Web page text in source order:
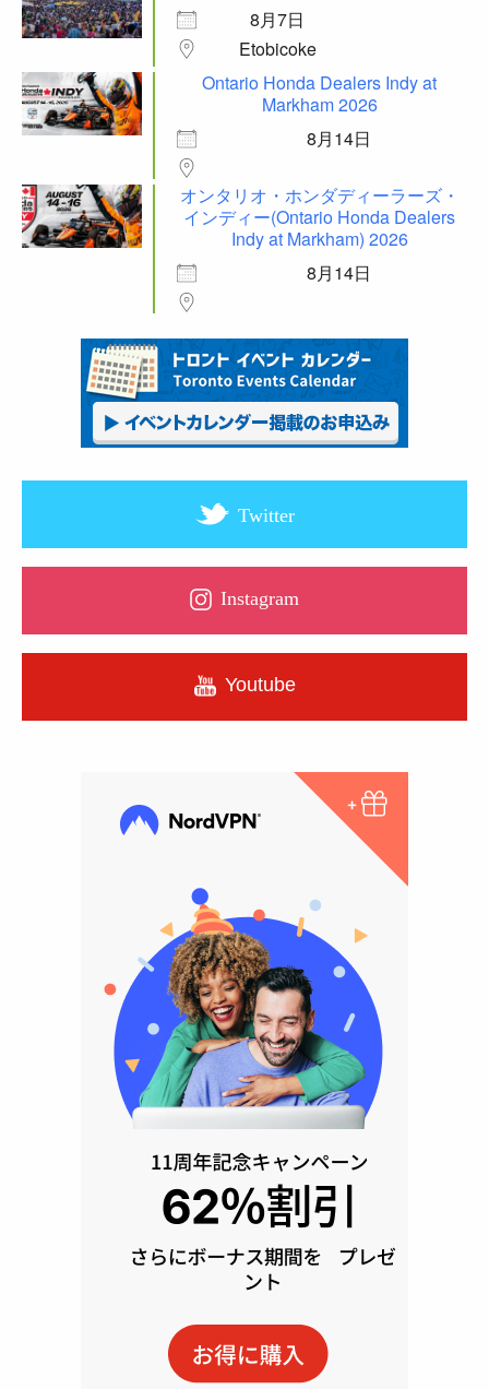
8月7日
Etobicoke
Ontario Honda Dealers Indy at
Markham 2026
8月14日
オンタリオ・ホンダディーラーズ・
インディー(Ontario Honda Dealers
Indy at Markham) 2026
8月14日
Twitter
Instagram
Youtube